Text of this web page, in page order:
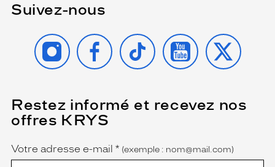
Suivez-nous
INSTAGRAMFACEBOOK
TIKTOK YOUTUBE
X
Restez informé et recevez nos
offres KRYS
Name
Votre adresse e-mail *
(Ce
champ
est
obligatoire)
(exemple : nom@mail.com)